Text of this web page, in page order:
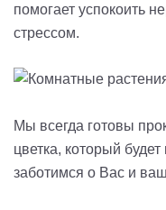
помогает успокоить
стрессом.
Мы всегда готовы
цветка, который
заботимся о Вас и